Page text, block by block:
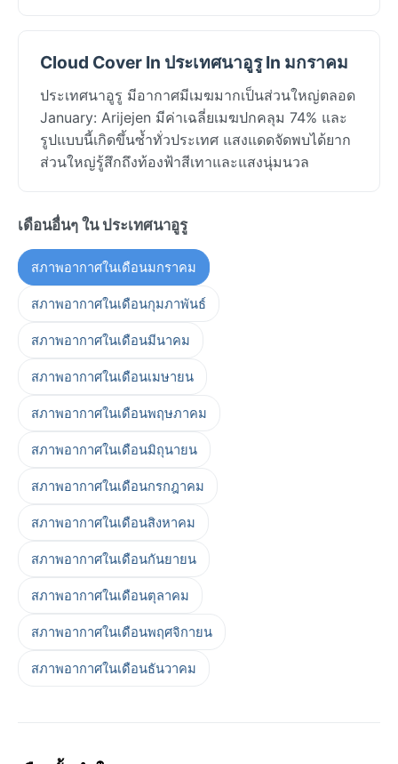
Cloud Cover In ประเทศนาอูรู In มกราคม
ประเทศนาอูรู มีอากาศมีเมฆมากเป็นส่วนใหญ่ตลอด
January: Arijejen มีค่าเฉลี่ยเมฆปกคลุม 74% และ
รูปแบบนี้เกิดขึ้นซ้ำทั่วประเทศ แสงแดดจัดพบได้ยาก
ส่วนใหญ่รู้สึกถึงท้องฟ้าสีเทาและแสงนุ่มนวล
เดือนอื่นๆ ใน ประเทศนาอูรู
สภาพอากาศในเดือนมกราคม
สภาพอากาศในเดือนกุมภาพันธ์
สภาพอากาศในเดือนมีนาคม
สภาพอากาศในเดือนเมษายน
สภาพอากาศในเดือนพฤษภาคม
สภาพอากาศในเดือนมิถุนายน
สภาพอากาศในเดือนกรกฎาคม
สภาพอากาศในเดือนสิงหาคม
สภาพอากาศในเดือนกันยายน
สภาพอากาศในเดือนตุลาคม
สภาพอากาศในเดือนพฤศจิกายน
สภาพอากาศในเดือนธันวาคม